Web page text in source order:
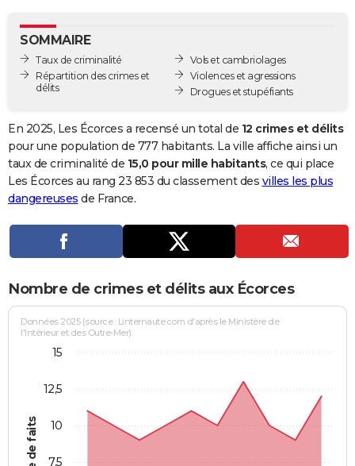
GUIDES D'ACHAT
BONS PLANS
Carte de Noël
Carte Bonne année
Carte Saint-Valentin
Carte Pâques
Carte d'anniversaire
DICTIONNAIRE
Dictionnaire
Biographies
Citations
Expressions
Proverbes
PROGRAMME TV
Se connecter
Entreprises
Service militaire
Avis de recherche
AVIS DE DÉCÈS
Bricolage
Lifestyle
Culture
Sport
Auto
Television
Voyage
Cinema
SOMMAIRE
Taux de criminalité
Répartition des crimes et
délits
Vols et cambriolages
Violences et agressions
Drogues et stupéfiants
En 2025, Les Écorces a recensé un total de 12 crimes et délits
pour une population de 777 habitants. La ville affiche ainsi un
taux de criminalité de 15,0 pour mille habitants, ce qui place
Les Écorces au rang 23 853 du classement des villes les plus
dangereuses de France.
Nombre de crimes et délits aux Écorces
Données 2025 (source : Linternaute.com d'après le Ministère de
l'Intérieur et des Outre-Mer)
7,5
10
12,5
15